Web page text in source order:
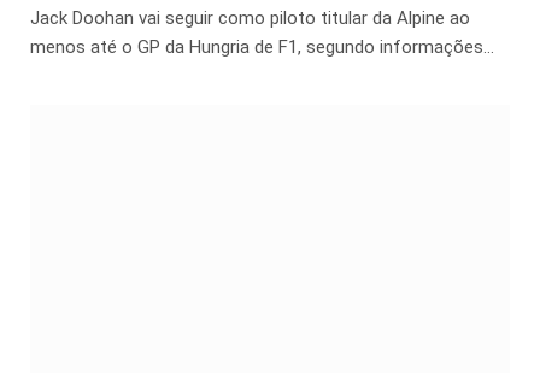
Jack Doohan vai seguir como piloto titular da Alpine ao
menos até o GP da Hungria de F1, segundo informações…